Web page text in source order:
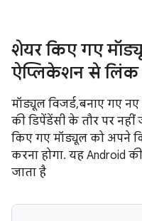
शेयर किए गए
ऐप्लिकेशन से लिंक
मॉड्यूल विजर्ड, बनाए गए
की डिपेंडेंसी के तौर पर
किए गए मॉड्यूल को अपने
करना होगा. यह Android
जाता है